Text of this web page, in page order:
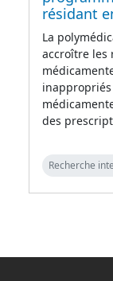
résidant
La
accroître les
des
Recherche